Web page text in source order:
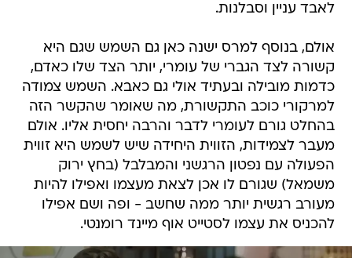
לאבד עניין וסבלנות.
אולם, בנוסף למרס ישנה כאן גם השמש שגם היא
קשורה לצד הגברי של עומרי, יותר הצד שלו כאדם,
כדמות מובילה ובעתיד אולי גם כאבא. השמש צמודה
למרקורי כוכב התקשורת, מה שאומר שהקשר הזה
בהחלט גורם לעומרי לדבר והרבה יחסית אליו. אולם
מעבר לצמידות, הזווית היחידה שיש לשמש היא זווית
הפעולה עם נפטון הרגשני והמבלבל (בחץ ירוק
משמאל) שגורם לו אכן לצאת מעצמו ואפילו להיות
מעורב רגשית יותר ממה שחשב - ופה ושם אפילו
להכניס את עצמו לסטייט אוף מיינד רומנטי.